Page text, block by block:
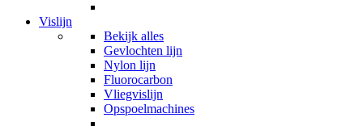
Vislijn
Bekijk alles
Gevlochten lijn
Nylon lijn
Fluorocarbon
Vliegvislijn
Opspoelmachines